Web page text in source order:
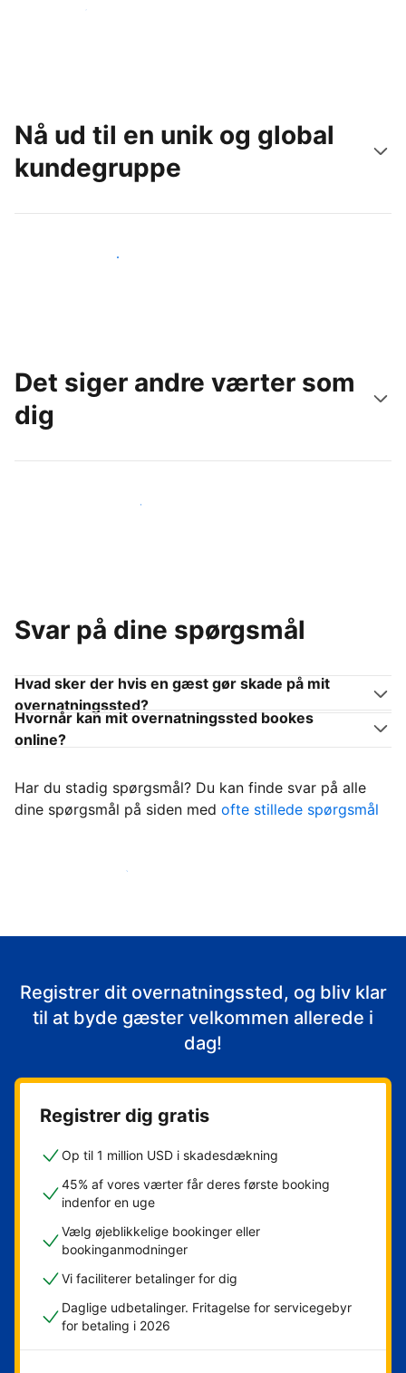
Kom i gang i dag
Nå ud til en unik og global
kundegruppe
Nå ud til nye gæster i dag
Det siger andre værter som
dig
Slut dig til andre værter som dig
Svar på dine spørgsmål
Hvad sker der hvis en gæst gør skade på mit
overnatningssted?
Hvornår kan mit overnatningssted bookes
online?
Har du stadig spørgsmål? Du kan finde svar på alle
dine spørgsmål på siden med ofte stillede spørgsmål
Begynd at tage imod gæster
Registrer dit overnatningssted, og bliv klar
til at byde gæster velkommen allerede i
dag!
Registrer dig gratis
Op til 1 million USD i skadesdækning
45% af vores værter får deres første booking
indenfor en uge
Vælg øjeblikkelige bookinger eller
bookinganmodninger
Vi faciliterer betalinger for dig
Daglige udbetalinger. Fritagelse for servicegebyr
for betaling i 2026